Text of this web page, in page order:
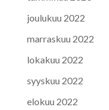
joulukuu 2022
marraskuu 2022
lokakuu 2022
syyskuu 2022
elokuu 2022